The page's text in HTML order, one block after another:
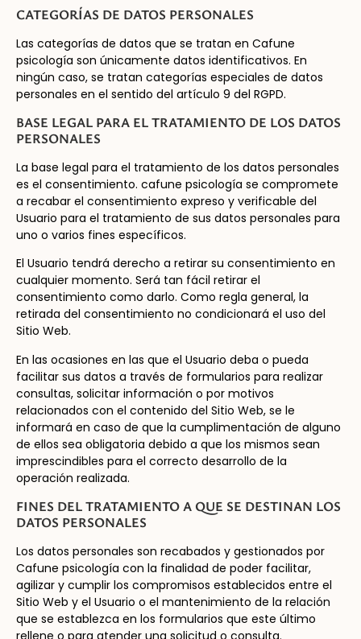
CATEGORÍAS DE DATOS PERSONALES
Las categorías de datos que se tratan en Cafune
psicología son únicamente datos identificativos. En
ningún caso, se tratan categorías especiales de datos
personales en el sentido del artículo 9 del RGPD.
BASE LEGAL PARA EL TRATAMIENTO DE LOS DATOS
PERSONALES
La base legal para el tratamiento de los datos personales
es el consentimiento. cafune psicología se compromete
a recabar el consentimiento expreso y verificable del
Usuario para el tratamiento de sus datos personales para
uno o varios fines específicos.
El Usuario tendrá derecho a retirar su consentimiento en
cualquier momento. Será tan fácil retirar el
consentimiento como darlo. Como regla general, la
retirada del consentimiento no condicionará el uso del
Sitio Web.
En las ocasiones en las que el Usuario deba o pueda
facilitar sus datos a través de formularios para realizar
consultas, solicitar información o por motivos
relacionados con el contenido del Sitio Web, se le
informará en caso de que la cumplimentación de alguno
de ellos sea obligatoria debido a que los mismos sean
imprescindibles para el correcto desarrollo de la
operación realizada.
FINES DEL TRATAMIENTO A QUE SE DESTINAN LOS
DATOS PERSONALES
Los datos personales son recabados y gestionados por
Cafune psicología con la finalidad de poder facilitar,
agilizar y cumplir los compromisos establecidos entre el
Sitio Web y el Usuario o el mantenimiento de la relación
que se establezca en los formularios que este último